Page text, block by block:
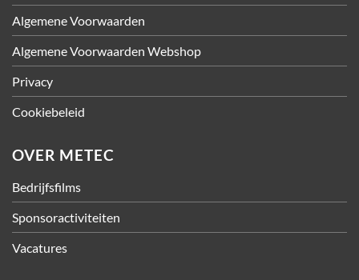
Algemene Voorwaarden
Algemene Voorwaarden Webshop
Privacy
Cookiebeleid
OVER METEC
Bedrijfsfilms
Sponsoractiviteiten
Vacatures